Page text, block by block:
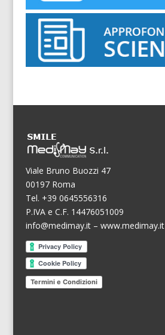
Viale Bruno Buozzi 47
00197 Roma
Tel. +39 0645556316
P.IVA e C.F. 14476051009
info@medimay.it– www.medimay.it
Termini e Condizioni